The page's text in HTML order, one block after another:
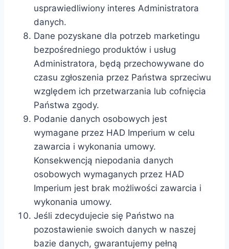
usprawiedliwiony interes Administratora
danych.
Dane pozyskane dla potrzeb marketingu
bezpośredniego produktów i usług
Administratora, będą przechowywane do
czasu zgłoszenia przez Państwa sprzeciwu
względem ich przetwarzania lub cofnięcia
Państwa zgody.
Podanie danych osobowych jest
wymagane przez HAD Imperium w celu
zawarcia i wykonania umowy.
Konsekwencją niepodania danych
osobowych wymaganych przez HAD
Imperium jest brak możliwości zawarcia i
wykonania umowy.
Jeśli zdecydujecie się Państwo na
pozostawienie swoich danych w naszej
bazie danych, gwarantujemy pełną